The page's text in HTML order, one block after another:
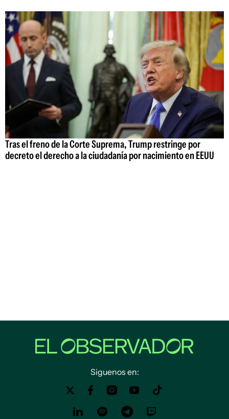
Tras el freno de la Corte Suprema, Trump restringe por
decreto el derecho a la ciudadanía por nacimiento en EEUU
Siguenos en: